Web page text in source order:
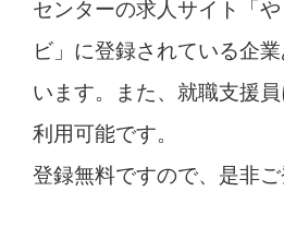
センターの求人サイト「
ビ」に登録されている企
います。また、就職支援
利用可能です。
登録無料ですので、是非ご